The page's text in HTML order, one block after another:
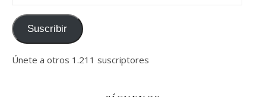
Suscribir
Únete a otros 1.211 suscriptores